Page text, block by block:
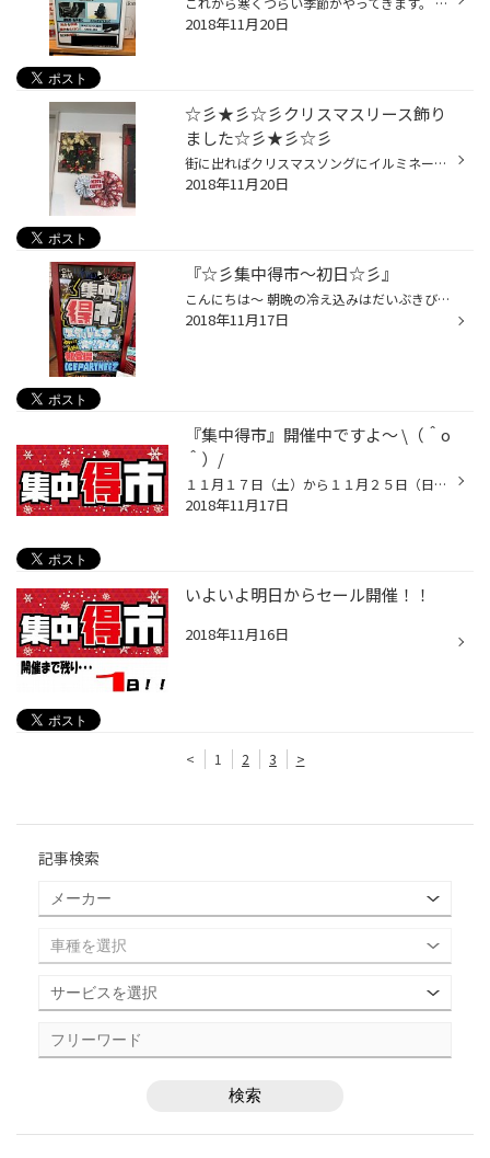
2018年11月20日
☆彡★彡☆彡クリスマスリース飾り
ました☆彡★彡☆彡
街に出ればクリスマスソングにイルミネーション… ちょっとずつ年末が近づいているんだなぁ…と思うけど全然実感ナシ(;'∀') 年内の休みの日には大掃除に年賀状準備…まだまだのんびりです… でも気持ちは盛り上げたい！ 自宅のツリーも先日のお休みに子供たちと飾りました。 お店の飾りつけもクリスマス...
2018年11月20日
『☆彡集中得市～初日☆彡』
こんにちは～ 朝晩の冷え込みはだいぶきびしいものの、日中のこの暖かさ最高ですね☆ でも確実に冬は近づいております!!! 冬の準備はお済でしょうか？？ご家庭で冬物コートをだしたり、暖房器具を準備はしたけど スタッドレス（冬用タイヤ）の準備はまだしてない…ってことはありませんか？？？ 本日...
2018年11月17日
『集中得市』開催中ですよ～ \（＾o
＾）/
１１月１７日（土）から１１月２５日（日）集中得市セール開催します！！スタッドレスタイヤをご購入するなら今がチャンスです！！ 夏用タイヤもお買い得！！是非ご来店下さい。
2018年11月17日
いよいよ明日からセール開催！！
2018年11月16日
< 1 2 3 >
記事検索